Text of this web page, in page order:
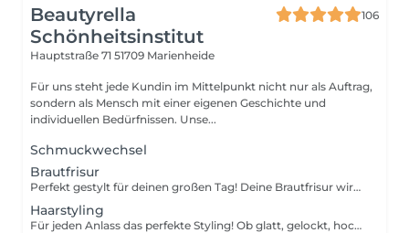
Beautyrella
Schönheitsinstitut
106
Hauptstraße 71 51709 Marienheide
Für uns steht jede Kundin im Mittelpunkt nicht nur als Auftrag,
sondern als Mensch mit einer eigenen Geschichte und
individuellen Bedürfnissen. Unse...
Schmuckwechsel
Brautfrisur
Perfekt gestylt für deinen großen Tag! Deine Brautfrisur wird individuell auf deinen Typ, dein Outfit und deinen Hochzeitsstil abgestimmt. Ob elegant, romantisch oder glamourös wir sorgen dafür, dass dein Look den ganzen Tag und Abend hält und auf Fotos traumhaft aussieht.
Haarstyling
Für jeden Anlass das perfekte Styling! Ob glatt, gelockt, hochgesteckt oder mit besonderen Akzenten wir zaubern deinen Look individuell nach Wunsch. Dein Haar wirkt gepflegt, voluminös und stilsicher, passend zu Outfit und Anlass. Ideal für Events, Partys oder besondere Termine.